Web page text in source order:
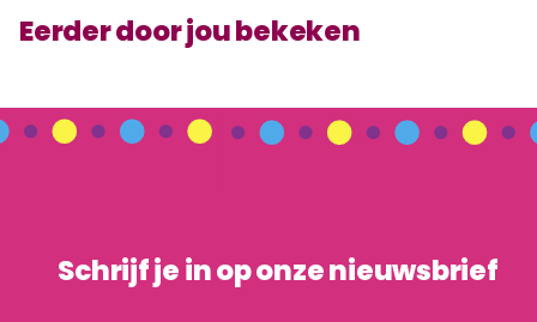
Eerder door jou bekeken
Schrijf je in op onze nieuwsbrief